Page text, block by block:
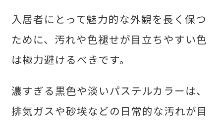
入居者にとって魅力的な外観を長く保つ
ために、汚れや色褪せが目立ちやすい色
は極力避けるべきです。
濃すぎる黒色や淡いパステルカラーは、
排気ガスや砂埃などの日常的な汚れが目